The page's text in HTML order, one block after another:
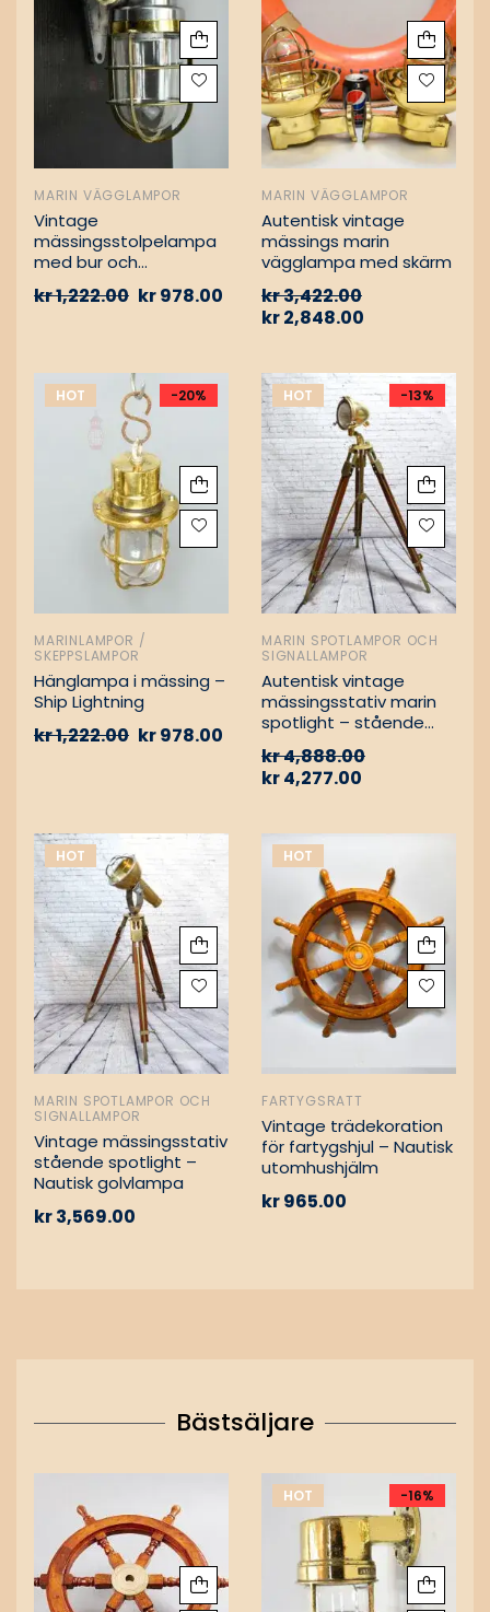
MARIN VÄGGLAMPOR
Vintage
mässingsstolpelampa
med bur och
Nautisk
kr1,222.00 kr978.00
MARIN VÄGGLAMPOR
Autentisk vintage
mässings marin
vägglampa med skärm
kr3,422.00
kr2,848.00
HOT -20%
MARINLAMPOR /
SKEPPSLAMPOR
Hänglampa i mässing –
Ship Lightning
kr1,222.00 kr978.00
HOT -13%
MARIN SPOTLAMPOR OCH
SIGNALLAMPOR
Autentisk vintage
mässingsstativ marin
spotlight – stående
kr4,888.00
kr4,277.00
HOT
MARIN SPOTLAMPOR OCH
SIGNALLAMPOR
Vintage mässingsstativ
stående spotlight –
Nautisk golvlampa
kr3,569.00
HOT
FARTYGSRATT
Vintage trädekoration
för fartygshjul – Nautisk
utomhushjälm
kr965.00
Bästsäljare
HOT -16%